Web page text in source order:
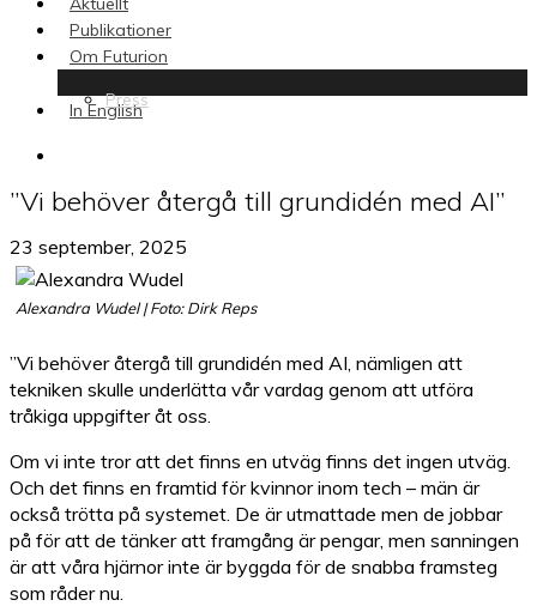
Publikationer
Om Futurion
Press
In English
”Vi behöver återgå till grundidén med AI”
23 september, 2025
Alexandra Wudel | Foto: Dirk Reps
”Vi behöver återgå till grundidén med AI, nämligen att
tekniken skulle underlätta vår vardag genom att utföra
tråkiga uppgifter åt oss.
Om vi inte tror att det finns en utväg finns det ingen utväg.
Och det finns en framtid för kvinnor inom tech – män är
också trötta på systemet. De är utmattade men de jobbar
på för att de tänker att framgång är pengar, men sanningen
är att våra hjärnor inte är byggda för de snabba framsteg
som råder nu.